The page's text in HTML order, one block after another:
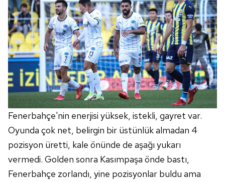
Fenerbahçe'nin enerjisi yüksek, istekli, gayret var.
Oyunda çok net, belirgin bir üstünlük almadan 4
pozisyon üretti, kale önünde de aşağı yukarı
vermedi. Golden sonra Kasımpaşa önde bastı,
Fenerbahçe zorlandı, yine pozisyonlar buldu ama